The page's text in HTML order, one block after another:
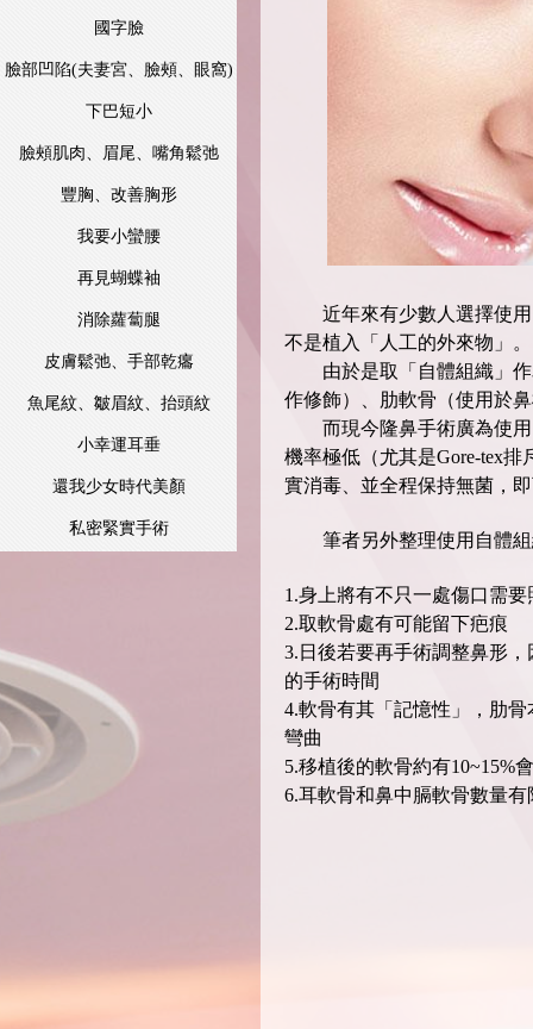
國字臉
臉部凹陷(夫妻宮、臉頰、眼窩)
下巴短小
臉頰肌肉、眉尾、嘴角鬆弛
豐胸、改善胸形
我要小蠻腰
再見蝴蝶袖
消除蘿蔔腿
皮膚鬆弛、手部乾癟
魚尾紋、皺眉紋、抬頭紋
小幸運耳垂
還我少女時代美顏
私密緊實手術
近年來有少數人選擇使用
不是植入「人工的外來物」。
由於是取「自體組織」作
作修飾）、肋軟骨（使用於
而現今隆鼻手術廣為使用
機率極低（尤其是Gore-tex
實消毒、並全程保持無菌，
筆者另外整理使用自體組
1.身上將有不只一處傷口需
2.取軟骨處有可能留下疤痕
3.日後若要再手術調整鼻形
的手術時間
4.軟骨有其「記憶性」，肋
彎曲
5.移植後的軟骨約有10~15%
6.耳軟骨和鼻中膈軟骨數量有